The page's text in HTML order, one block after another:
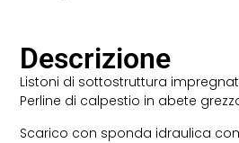
Descrizione
Listoni di sottostruttura
Perline di calpestio in abete
Scarico con sponda idraulica